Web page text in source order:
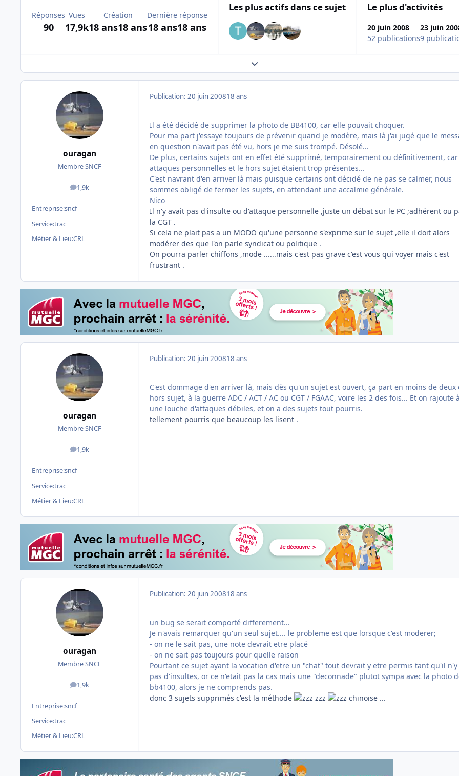
Réponses
90
Vues
17,9k
Création
18 ans18 ans
Dernière réponse
18 ans18 ans
Les plus actifs dans ce sujet Le plus d'activités
20 juin 2008
52 publications
23 juin
9
Expand topic overview
ouragan
Membre SNCF
1,9k
messages
Entreprise:sncf
Service:trac
Métier & Lieu:CRL
Publication: 20 juin 200818 ans
Il a été décidé de supprimer la photo de BB4100, car elle pouvait choquer.
Pour ma part j'essaye toujours de prévenir quand je modère, mais là j'ai jugé que le
en question n'avait pas été vu, hors je me suis trompé. Désolé...
De plus, certains sujets ont en effet été supprimé, temporairement ou définitivement, car
attaques personnelles et le hors sujet étaient trop présentes...
C'est navrant d'en arriver là mais puisque certains ont décidé de ne pas se calmer, nous
sommes obligé de fermer les sujets, en attendant une accalmie générale.
Nico
Il n'y avait pas d'insulte ou d'attaque personnelle ,juste un débat sur le PC ;adhérent ou
la CGT .
Si cela ne plait pas a un MODO qu'une personne s'exprime sur le sujet ,elle il doit alors
modérer des que l'on parle syndicat ou politique .
On pourra parler chiffons ,mode ......mais c'est pas grave c'est vous qui voyer mais c'est
frustrant .
ouragan
Membre SNCF
1,9k
messages
Entreprise:sncf
Service:trac
Métier & Lieu:CRL
Publication: 20 juin 200818 ans
C'est dommage d'en arriver là, mais dès qu'un sujet est ouvert, ça part en moins de deux
hors sujet, à la guerre ADC / ACT / AC ou CGT / FGAAC, voire les 2 des fois... Et on rajoute
une louche d'attaques débiles, et on a des sujets tout pourris.
tellement pourris que beaucoup les lisent .
ouragan
Membre SNCF
1,9k
messages
Entreprise:sncf
Service:trac
Métier & Lieu:CRL
Publication: 20 juin 200818 ans
un bug se serait comporté differement...
Je n'avais remarquer qu'un seul sujet.... le probleme est que lorsque c'est moderer;
- on ne le sait pas, une note devrait etre placé
- on ne sait pas toujours pour quelle raison
Pourtant ce sujet ayant la vocation d'etre un "chat" tout devrait y etre permis tant qu'il n'y
pas d'insultes, or ce n'etait pas la cas mais une "deconnade" plutot sympa avec la photo
bb4100, alors je ne comprends pas.
donc 3 sujets supprimés c'est la méthode
zzz chinoise ...